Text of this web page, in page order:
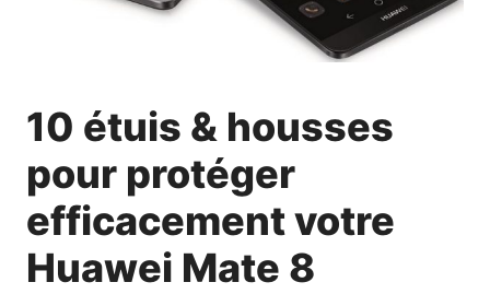
10 étuis & housses
pour protéger
efficacement votre
Huawei Mate 8